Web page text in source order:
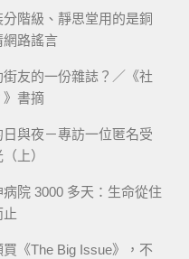
階級、靜思堂用的是銅
網路謠言
街友的一份雜誌？／《社
》書摘
與夜－專訪一位匿名受
上）
院 3000 多天：生命從住
止
《The Big Issue》，不